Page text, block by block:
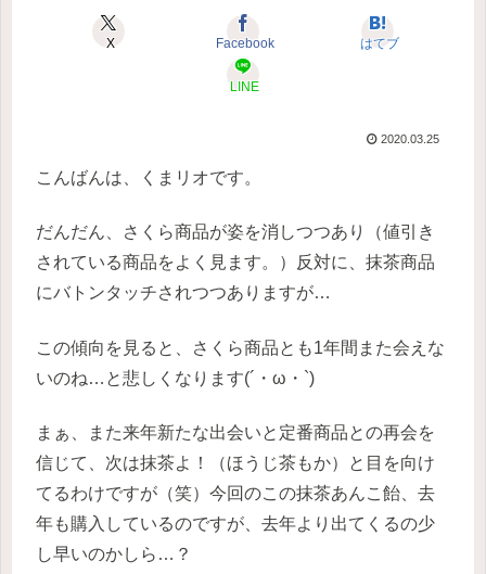
X Facebook はてブ
LINE
2020.03.25
こんばんは、くまリオです。
だんだん、さくら商品が姿を消しつつあり（値引き
されている商品をよく見ます。）反対に、抹茶商品
にバトンタッチされつつありますが…
この傾向を見ると、さくら商品とも1年間また会えな
いのね…と悲しくなります(´・ω・`)
まぁ、また来年新たな出会いと定番商品との再会を
信じて、次は抹茶よ！（ほうじ茶もか）と目を向け
てるわけですが（笑）今回のこの抹茶あんこ飴、去
年も購入しているのですが、去年より出てくるの少
し早いのかしら…？